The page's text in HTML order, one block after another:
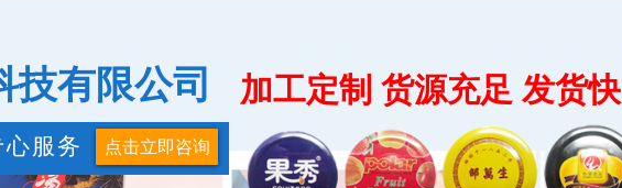
技有限公司 加工定制 货源充足 发货快
点击立即咨询
服务